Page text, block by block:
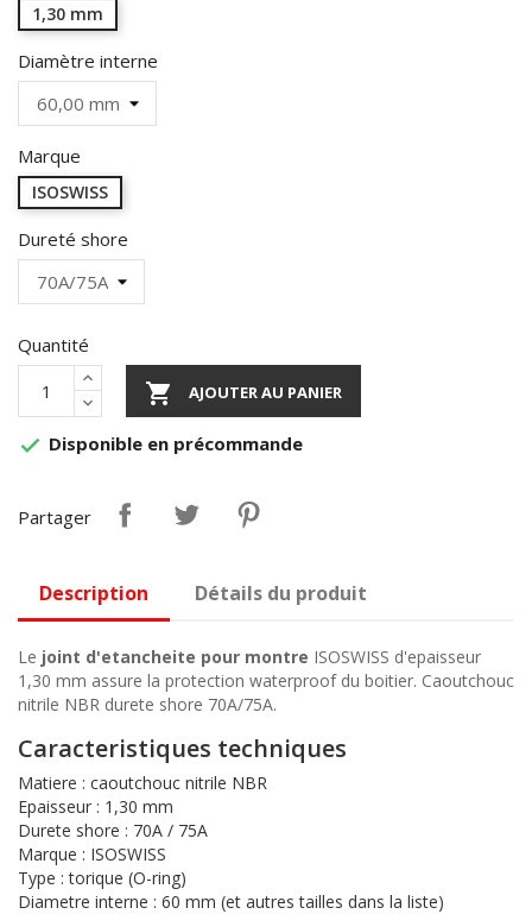
1,30 mm
Diamètre interne
Marque
ISOSWISS
Dureté shore
Quantité
 AJOUTER AU PANIER
 Disponible en précommande
Partager
Description Détails du produit
Le joint d'etancheite pour montre ISOSWISS d'epaisseur
1,30 mm assure la protection waterproof du boitier. Caoutchouc
nitrile NBR durete shore 70A/75A.
Caracteristiques techniques
Matiere : caoutchouc nitrile NBR
Epaisseur : 1,30 mm
Durete shore : 70A / 75A
Marque : ISOSWISS
Type : torique (O-ring)
Diametre interne : 60 mm (et autres tailles dans la liste)